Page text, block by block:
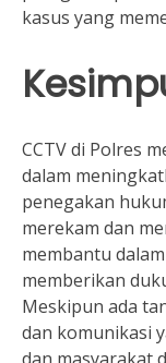
kasus yang
CCTV di Polres
dalam
penegakan
merekam dan
membantu
memberikan
Meskipun ada
dan komunikasi